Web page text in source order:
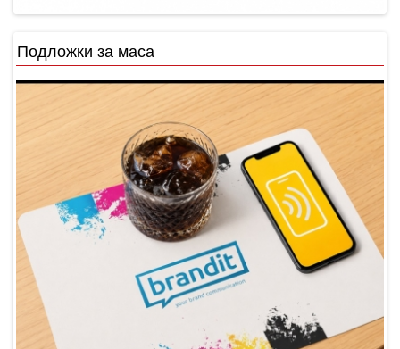
Подложки за маса